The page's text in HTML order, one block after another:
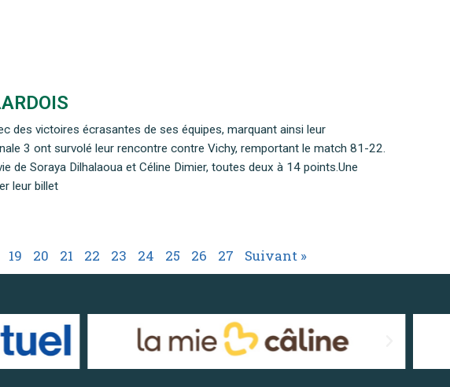
des victoires écrasantes de ses équipes, marquant ainsi leur
3 ont survolé leur rencontre contre Vichy, remportant le match 81-22.
de Soraya Dilhalaoua et Céline Dimier, toutes deux à 14 points.Une
leur billet
19 20 21 22 23 24 25 26 27 Suivant »